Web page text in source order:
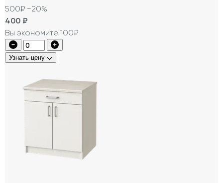
500₽ −20%
400 ₽
Вы экономите 100₽
Узнать цену